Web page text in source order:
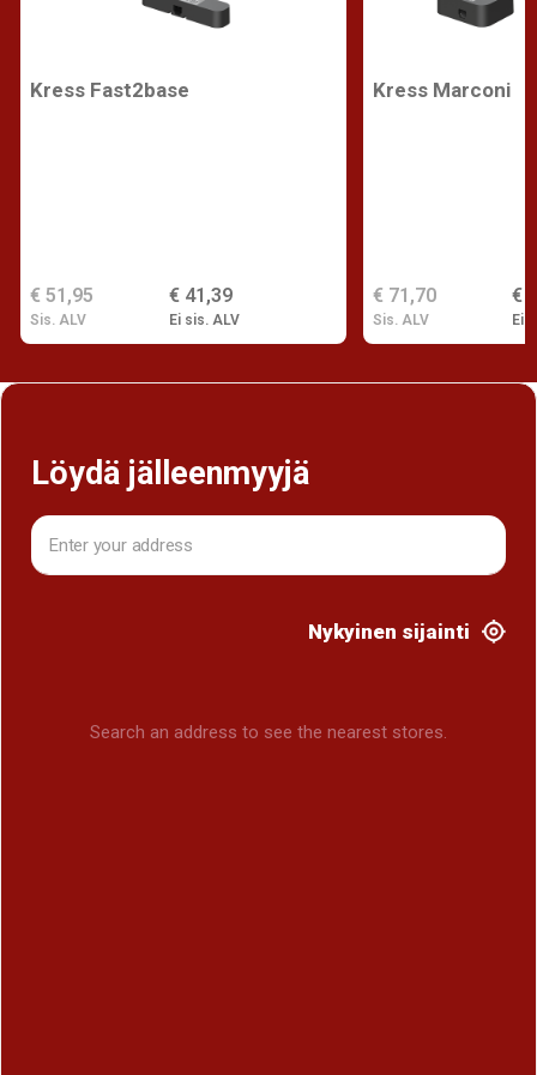
Kress Fast2base
€ 41,39
Ei sis. ALV
€ 51,95
Sis. ALV
Kress Marconi
€
Ei
€ 71,70
Sis. ALV
Löydä jälleenmyyjä
Nykyinen sijainti
Search an address to see the nearest stores.